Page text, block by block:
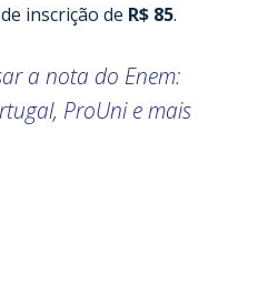
inscrição de R$ 85.
a nota do Enem:
ProUni e mais